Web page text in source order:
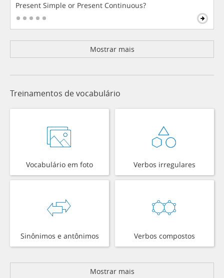
Present Simple or Present Continuous?
Mostrar mais
Treinamentos de vocabulário
Vocabulário em foto Verbos irregulares
Sinônimos e antônimos Verbos compostos
Mostrar mais